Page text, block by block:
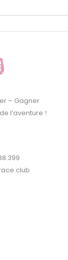
– Gagner
l’aventure !